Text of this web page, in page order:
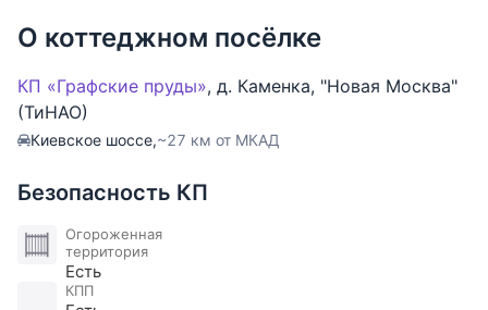
гостиной дровяной камин, в спа-зоне большой
бассейн, сауна с гималайской солью, просторная
площадь для занятий спортом, местом для
диванов и ТВ, мансарда со студией-лофт, есть
квартира для персонала, встраиваемый пылесос.
Дом находится на зелёном облагороженном
участке в строго охраняемом коттеджном посёлке
класса De-Luxe в окружении леса с собственным
озером, бульваром и инфраструктурой.
Тип застройки: обжитой к/п. Пл. дома 600кв.м., пл.
О коттеджном посёлке
КП «Графские пруды», д. Каменка, "Новая Москва"
(ТиНАО)
Киевское шоссе,~27 км от МКАД
Безопасность КП
Огороженная
территория
Есть
КПП